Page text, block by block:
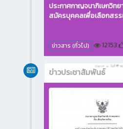
ประกาศกาญจนาภิเษกวิท
สมัครบุคคลเพื่อเลือกสรร
ข่าวสาร (ทั่วไป) 12153
ข่าวประชาสัมพันธ์